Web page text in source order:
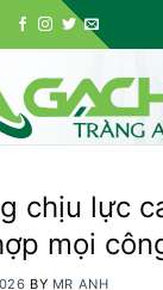
chịu lực
mọi
BY MR ANH